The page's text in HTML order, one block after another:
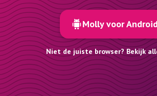
Molly voor
Niet de juiste browser? Bekijk